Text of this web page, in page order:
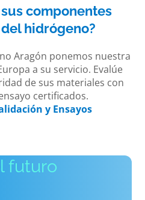
componentes
hidrógeno?
Aragón ponemos nuestra
a su servicio. Evalúe
de sus materiales con
certificados.
y Ensayos
futuro